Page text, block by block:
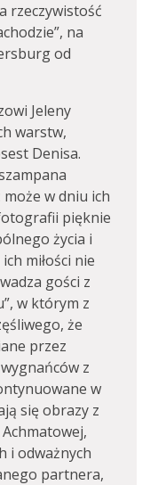
rzeczywistość
na
od
Jeleny
warstw,
Denisa.
w dniu ich
pięknie
życia i
miłości nie
gości z
w którym z
że
przez
z
w
się obrazy z
i odważnych
partnera,